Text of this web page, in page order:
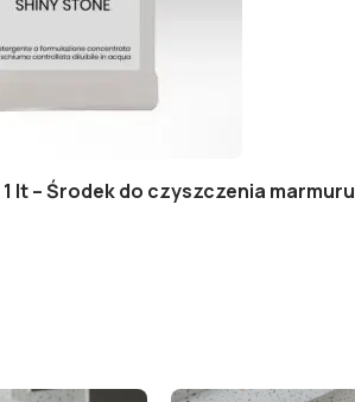
lt – Środek do czyszczenia marmuru